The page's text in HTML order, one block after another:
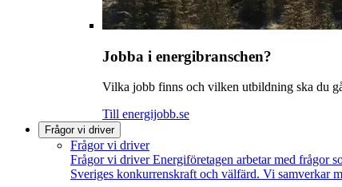
Jobba i energibranschen?
Vilka jobb finns och vilken utbildning ska du
Till energijobb.se
Frågor vi driver
Frågor vi driver
Frågor vi driver Energiföretagen arbetar med frågor
Sveriges konkurrenskraft och välfärd. Vi samverkar